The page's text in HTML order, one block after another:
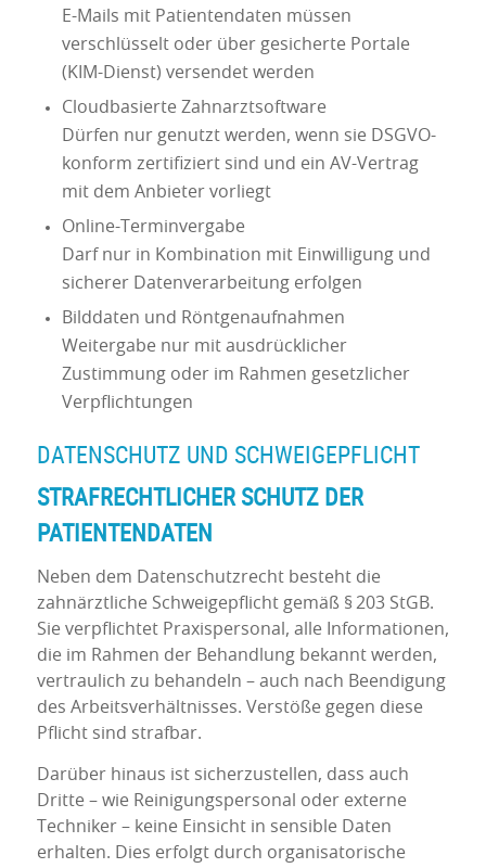
E-Mails mit Patientendaten müssen
verschlüsselt oder über gesicherte Portale
(KIM-Dienst) versendet werden
Cloudbasierte Zahnarztsoftware
Dürfen nur genutzt werden, wenn sie DSGVO-
konform zertifiziert sind und ein AV-Vertrag
mit dem Anbieter vorliegt
Online-Terminvergabe
Darf nur in Kombination mit Einwilligung und
sicherer Datenverarbeitung erfolgen
Bilddaten und Röntgenaufnahmen
Weitergabe nur mit ausdrücklicher
Zustimmung oder im Rahmen gesetzlicher
Verpflichtungen
DATENSCHUTZ UND SCHWEIGEPFLICHT
STRAFRECHTLICHER SCHUTZ DER
PATIENTENDATEN
Neben dem Datenschutzrecht besteht die
zahnärztliche Schweigepflicht gemäß § 203 StGB.
Sie verpflichtet Praxispersonal, alle Informationen,
die im Rahmen der Behandlung bekannt werden,
vertraulich zu behandeln – auch nach Beendigung
des Arbeitsverhältnisses. Verstöße gegen diese
Pflicht sind strafbar.
Darüber hinaus ist sicherzustellen, dass auch
Dritte – wie Reinigungspersonal oder externe
Techniker – keine Einsicht in sensible Daten
erhalten. Dies erfolgt durch organisatorische